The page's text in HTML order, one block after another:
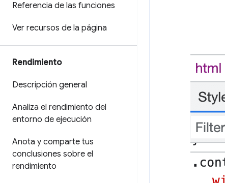
Referencia de las funciones
Ver recursos de la página
Rendimiento
Descripción general
Analiza el rendimiento del
entorno de ejecución
Anota y comparte tus
conclusiones sobre el
rendimiento